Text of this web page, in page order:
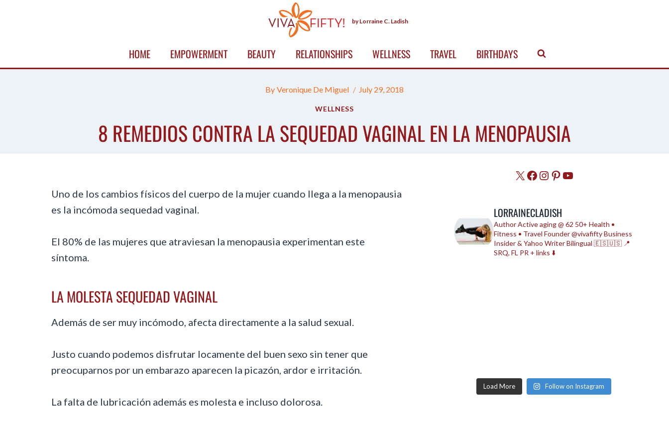
by Lorraine C. Ladish
HOME EMPOWERMENT BEAUTY RELATIONSHIPS WELLNESS TRAVEL BIRTHDAYS
By Veronique De Miguel July 29, 2018
WELLNESS
8 REMEDIOS CONTRA LA SEQUEDAD VAGINAL EN LA MENOPAUSIA
Uno de los cambios físicos del cuerpo de la mujer cuando llega a la menopausia
es la incómoda sequedad vaginal.
El 80% de las mujeres que atraviesan la menopausia experimentan este
síntoma.
LA MOLESTA SEQUEDAD VAGINAL
Además de ser muy incómodo, afecta directamente a la salud sexual.
Justo cuando podemos disfrutar locamente del buen sexo sin tener que
preocuparnos por un embarazo aparecen la picazón, ardor e irritación.
La falta de lubricación además es molesta e incluso dolorosa.
X Facebook
Instagram
Pinterest
YouTube
LORRAINECLADISH
AuthorActive aging @ 62 50+ Health •
Fitness • TravelFounder @vivafiftyBusiness
Insider & Yahoo WriterBilingual 🇪🇸🇺🇸 📍
SRQ, FL PR + links ⬇️
Load More Follow on Instagram